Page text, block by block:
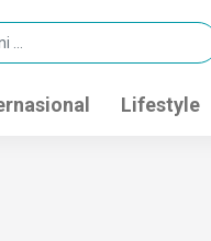
Lifestyle